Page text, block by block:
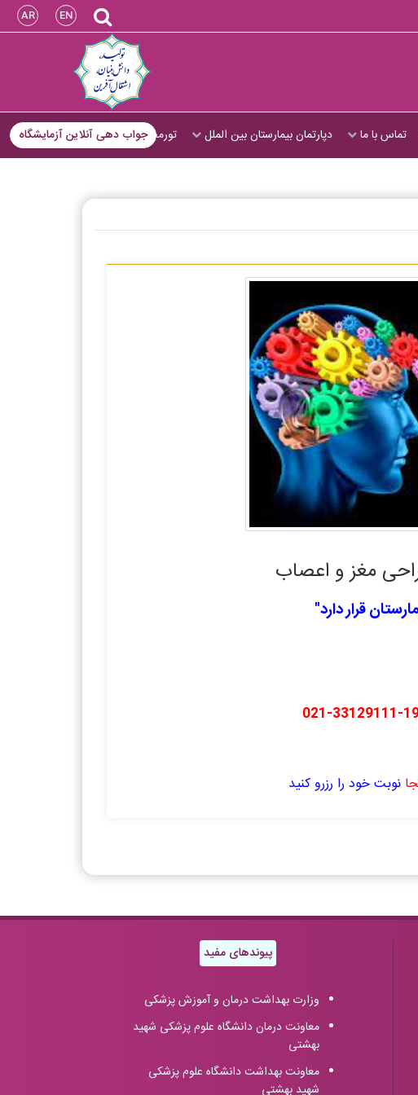
EN
AR
تماس با ما دپارتمان بیمارستان بین الملل تورمجازیجواب دهی آنلاین آزمایشگاه
مغز و اعصاب
قرار دارد"
19-
نوبت خود را رزروکنید
پیوندهای مفید
وزارت بهداشت درمان و آموزش پزشکی
معاونت درمان دانشگاه علوم پزشکی شهید
بهشتی
معاونت بهداشت دانشگاه علوم پزشکی
شهید بهشتی